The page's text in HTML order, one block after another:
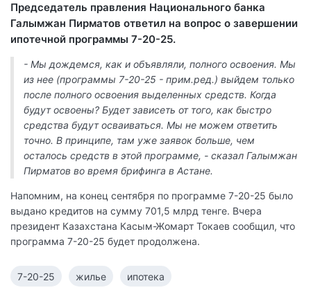
Председатель правления Национального банка
Галымжан Пирматов ответил на вопрос о завершении
ипотечной программы 7-20-25.
- Мы дождемся, как и объявляли, полного освоения. Мы
из нее (программы 7-20-25 - прим.ред.) выйдем только
после полного освоения выделенных средств. Когда
будут освоены? Будет зависеть от того, как быстро
средства будут осваиваться. Мы не можем ответить
точно. В принципе, там уже заявок больше, чем
осталось средств в этой программе, - сказал Галымжан
Пирматов во время брифинга в Астане.
Напомним, на конец сентября по программе 7-20-25 было
выдано кредитов на сумму 701,5 млрд тенге. Вчера
президент Казахстана Касым-Жомарт Токаев сообщил, что
программа 7-20-25 будет продолжена.
7-20-25 жилье ипотека